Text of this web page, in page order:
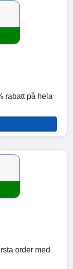
rabatt på hela
order med